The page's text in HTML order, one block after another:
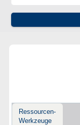
Ressourcen-
Werkzeuge